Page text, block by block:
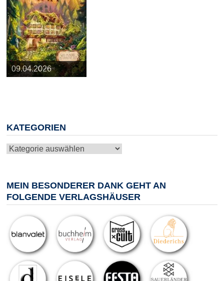
25.03.2026
09.04.2026
20.05.2026
10.06.2026
13.08.2026
KATEGORIEN
Kategorien
MEIN BESONDERER DANK GEHT AN
FOLGENDE VERLAGSHÄUSER